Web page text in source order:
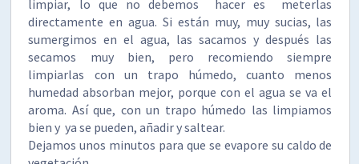
limpiar, lo que no debemos hacer es meterlas
directamente en agua. Si están muy, muy sucias, las
sumergimos en el agua, las sacamos y después las
secamos muy bien, pero recomiendo siempre
limpiarlas con un trapo húmedo, cuanto menos
humedad absorban mejor, porque con el agua se va el
aroma. Así que, con un trapo húmedo las limpiamos
bien y ya se pueden, añadir y saltear.
Dejamos unos minutos para que se evapore su caldo de